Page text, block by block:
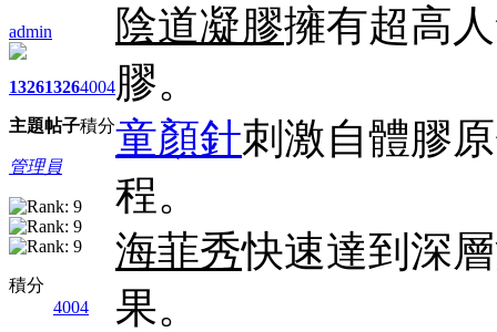
admin
1326
主題
1326
帖子
4004
積分
管理員
積分
4004
陰道凝膠擁有超高
膠。
童顏針刺激自體膠
程。
海菲秀快速達到深
果。